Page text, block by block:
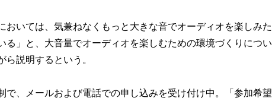
おいては、気兼ねなくもっと大きな音でオーディオを楽しみた
る」と、大音量でオーディオを楽しむための環境づくりについ
説明するという。
で、メールおよび電話での申し込みを受け付け中。「参加希望